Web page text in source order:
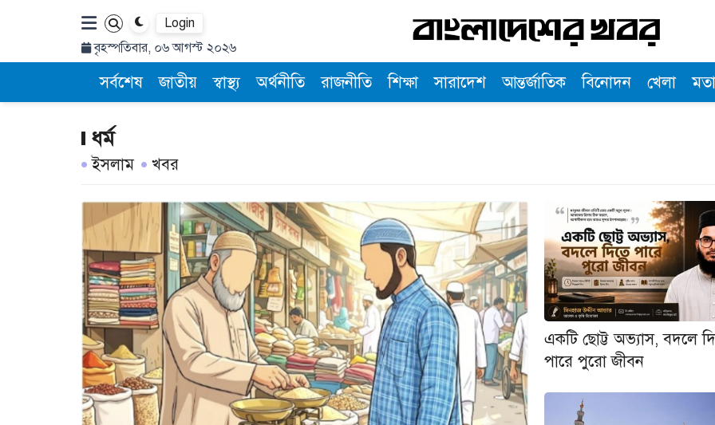
Login
বৃহস্পতিবার, ০৬ আগস্ট ২০২৬
সর্বশেষ জাতীয় স্বাস্থ্য অর্থনীতি রাজনীতি শিক্ষা সারাদেশ আন্তর্জাতিক বিনোদন খেলা
ধর্ম
ইসলাম খবর
একটি ছোট্ট অভ্যাস, বদলে
পারে পুরো জীবন